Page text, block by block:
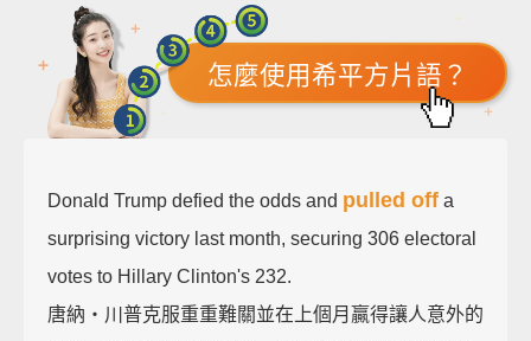
怎麼使用希平方片語？
Donald Trump defied the odds and pulled off a
surprising victory last month, securing 306 electoral
votes to Hillary Clinton's 232.
唐納‧川普克服重重難關並在上個月贏得讓人意外的